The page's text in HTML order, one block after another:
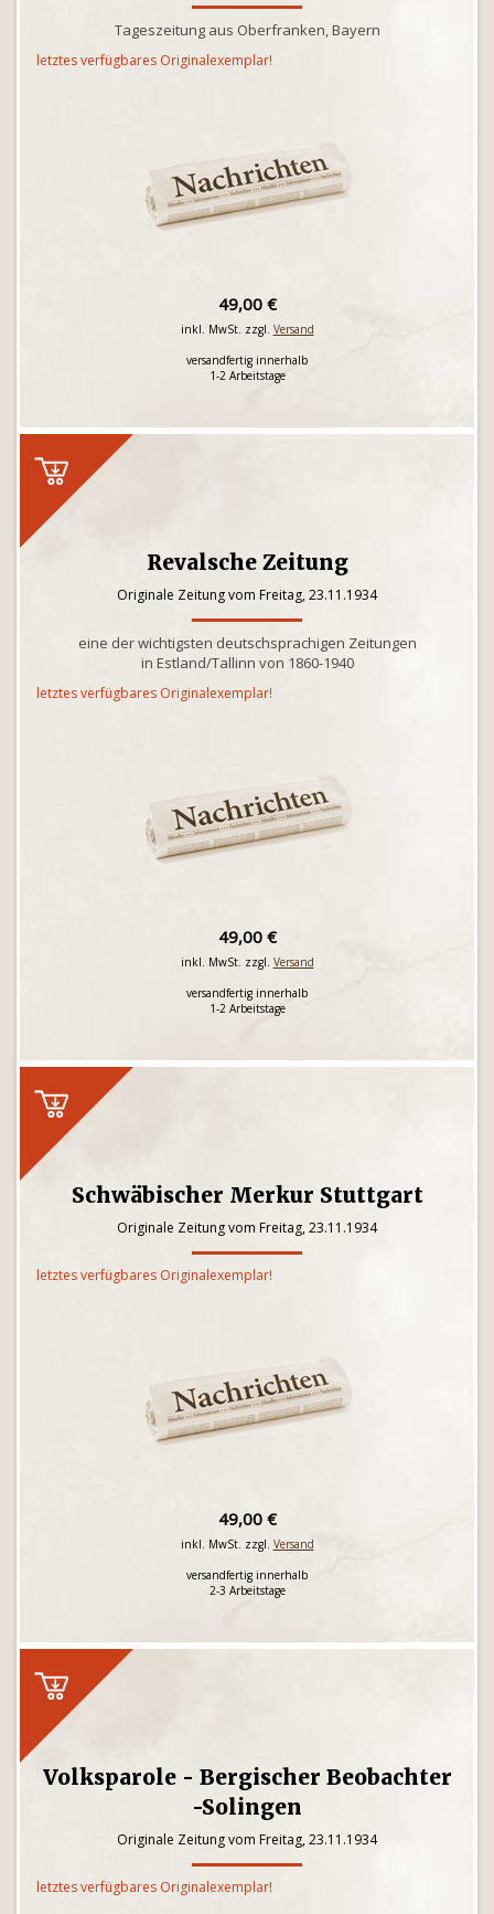
Tageszeitung aus Oberfranken, Bayern
letztes verfügbares Originalexemplar!
49,00 €
inkl. MwSt. zzgl. Versand
versandfertig innerhalb
1-2 Arbeitstage
Revalsche Zeitung
Originale Zeitung vom Freitag, 23.11.1934
eine der wichtigsten deutschsprachigen Zeitungen
in Estland/Tallinn von 1860-1940
letztes verfügbares Originalexemplar!
49,00 €
inkl. MwSt. zzgl. Versand
versandfertig innerhalb
1-2 Arbeitstage
Schwäbischer Merkur Stuttgart
Originale Zeitung vom Freitag, 23.11.1934
letztes verfügbares Originalexemplar!
49,00 €
inkl. MwSt. zzgl. Versand
versandfertig innerhalb
2-3 Arbeitstage
Volksparole - Bergischer Beobachter
-Solingen
Originale Zeitung vom Freitag, 23.11.1934
letztes verfügbares Originalexemplar!